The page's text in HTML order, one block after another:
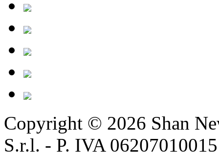
Copyright © 2026 Shan
S.r.l. - P. IVA